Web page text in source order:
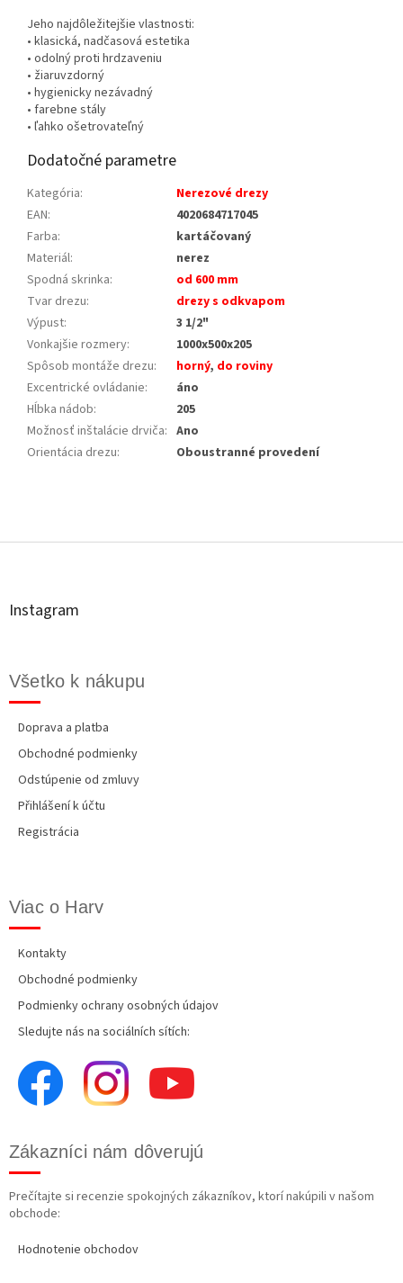
Jeho najdôležitejšie vlastnosti:
• klasická, nadčasová estetika
• odolný proti hrdzaveniu
• žiaruvzdorný
• hygienicky nezávadný
• farebne stály
• ľahko ošetrovateľný
Dodatočné parametre
Kategória:
Nerezové drezy
EAN:
4020684717045
Farba:
kartáčovaný
Materiál:
nerez
Spodná skrinka:
od 600 mm
Tvar drezu:
drezy s odkvapom
Výpust:
3 1/2"
Vonkajšie rozmery:
1000x500x205
Spôsob montáže drezu: horný, do roviny
Excentrické ovládanie:
áno
Hĺbka nádob:
205
Možnosť inštalácie drviča: Ano
Orientácia drezu: Oboustranné provedení
á
Instagram
Všetko k nákupu
Doprava a platba
Obchodné podmienky
Odstúpenie od zmluvy
Přihlášení k účtu
Registrácia
Viac o Harv
Kontakty
Obchodné podmienky
Podmienky ochrany osobných údajov
Sledujte nás na sociálních sítích:
Zákazníci nám dôverujú
Prečítajte si recenzie spokojných zákazníkov, ktorí nakúpili v našom
obchode:
Hodnotenie obchodov